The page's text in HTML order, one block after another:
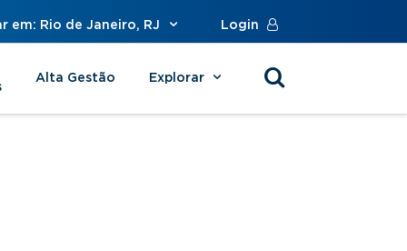
em: Rio de Janeiro, RJ Login
Alta Gestão Explorar